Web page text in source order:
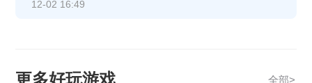
12-02 16:49
全部>